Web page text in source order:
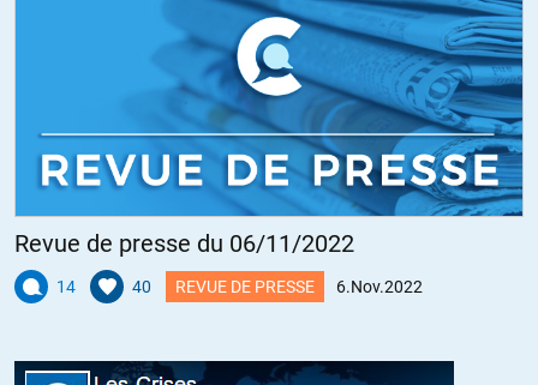
Revue de presse du 06/11/2022
14 40 REVUE DE PRESSE 6.Nov.2022